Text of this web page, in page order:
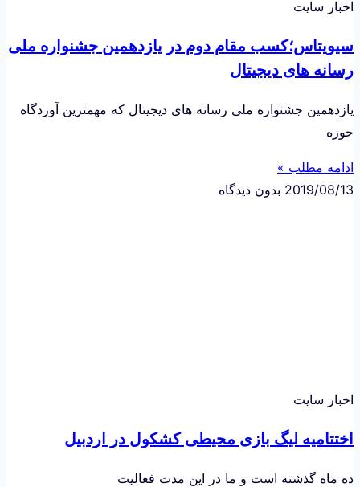
اخبار سایت
سیویتاس؛کسب مقام دوم در یازدهمین جشنواره ملی
رسانه های دیجیتال
یازدهمین جشنواره ملی رسانه های دیجیتال که مهمترین آوردگاه
حوزه
ادامه مطلب »
2019/08/13 بدون دیدگاه
اخبار سایت
اختتامیه لیگ بازی محیطی کشکول در اردبیل
ده ماه گذشته است و ما در این مدت فعالیت